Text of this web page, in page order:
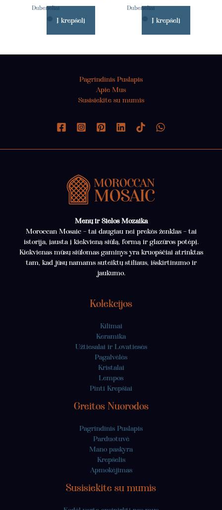
Dubenėliai
Į krepšelį
Dubenėliai
Į krepšelį
Pagrindinis Puslapis
Apie Mus
Susisiekite su mumis
Menų ir Sielos Mozaika
Moroccan Mosaic – tai daugiau nei prekės ženklas – tai
istorija, įausta į kiekvieną siūlą, formą ir glazūros potėpį.
Kiekvienas mūsų siūlomas gaminys yra kruopščiai atrinktas
tam, kad jūsų namams suteiktų stiliaus, išskirtinumo ir
jaukumo.
Kolekcijos
Kilimai
Keramika
Užtiesalai ir Lovatiesės
Pagalvėlės
Kristalai
Lempos
Pinti Krepšiai
Greitos Nuorodos
Pagrindinis Puslapis
Parduotuvė
Mano paskyra
Krepšelis
Apmokėjimas
Susisiekite su mumis